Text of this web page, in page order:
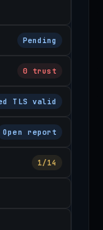
Pending
0 trust
TLS valid
Open report
1/14